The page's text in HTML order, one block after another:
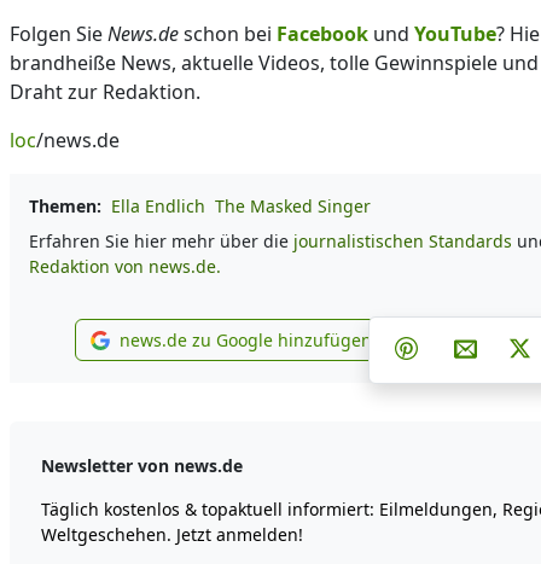
Folgen SieNews.deschon bei Facebook und YouTube?
brandheiße News, aktuelle Videos, tolle Gewinnspiele
Draht zur Redaktion.
loc/news.de
Themen: Ella Endlich The Masked Singer
Erfahren Sie hier mehr über die journalistischen Standards
Redaktion von news.de.
news.de zu Google hinzufügen
news.de zu Google hinzufügen Teilen auf
Teilen aufPer E-
Newsletter von news.de
Täglich kostenlos & topaktuell informiert: Eilmeldungen,
Weltgeschehen. Jetzt anmelden!